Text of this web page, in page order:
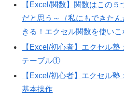
【Excel/関数】関数はこの
だと思う～（私にもできた
きる！エクセル関数を使い
【Excel/初心者】エクセル
テーブル①
【Excel/初心者】エクセル
基本操作